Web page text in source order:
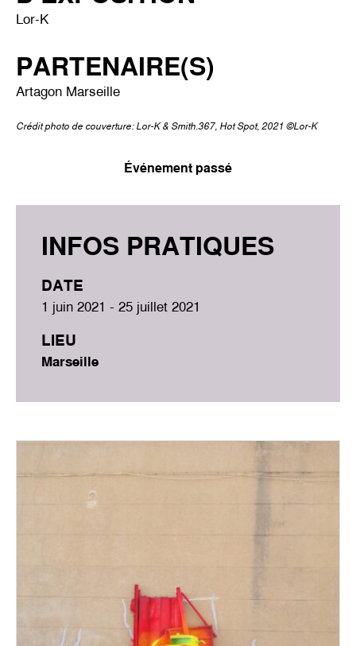
Lor-K
PARTENAIRE(S)
Artagon Marseille
Crédit photo de couverture: Lor-K & Smith.367, Hot Spot, 2021 ©Lor-K
Événement passé
INFOS PRATIQUES
DATE
1 juin 2021 - 25 juillet 2021
LIEU
Marseille